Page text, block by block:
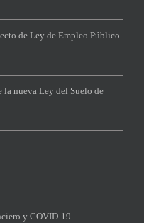
de Ley de Empleo Público
nueva Ley del Suelo de
y COVID-19.